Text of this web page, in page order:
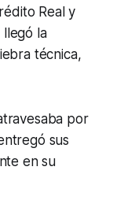
Real y
llegó la
técnica,
por
sus
en su